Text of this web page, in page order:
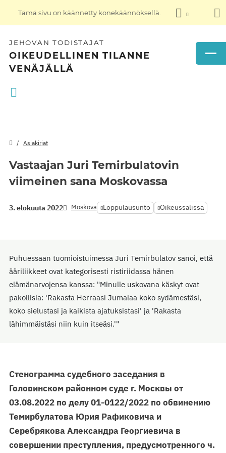
Tämä sivu on käännetty konekäännöksellä.
JEHOVAN TODISTAJAT
OIKEUDELLINEN TILANNE
VENÄJÄLLÄ
Asiakirjat
Vastaajan Juri Temirbulatovin
viimeinen sana Moskovassa
3. elokuuta 2022 Moskova Loppulausunto Oikeussalissa
Puhuessaan tuomioistuimessa Juri Temirbulatov sanoi, että
ääriliikkeet ovat kategorisesti ristiriidassa hänen
elämänarvojensa kanssa: "Minulle uskovana käskyt ovat
pakollisia: 'Rakasta Herraasi Jumalaa koko sydämestäsi,
koko sielustasi ja kaikista ajatuksistasi' ja 'Rakasta
lähimmäistäsi niin kuin itseäsi.'"
Стенограмма судебного заседания в
Головинском районном суде г. Москвы от
03.08.2022 по делу 01-0122/2022 по обвинению
Темирбулатова Юрия Рафиковича и
Серебрякова Александра Георгиевича в
совершении преступления, предусмотренного ч.